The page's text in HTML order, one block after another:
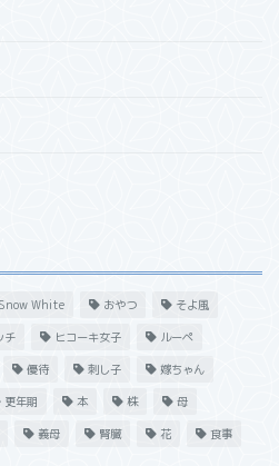
Snow White おやつ そよ風
チ ヒコーキ女子 ルーペ
優待 刺し子 嫁ちゃん
更年期 本 株 母
義母 腎臓 花 食事